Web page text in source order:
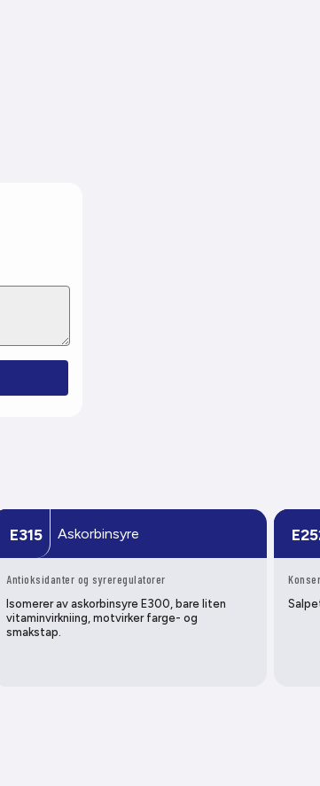
E315 Askorbinsyre
Antioksidanter og syreregulatorer
Isomerer av askorbinsyre E300, bare liten
vitaminvirkniing, motvirker farge- og
smakstap.